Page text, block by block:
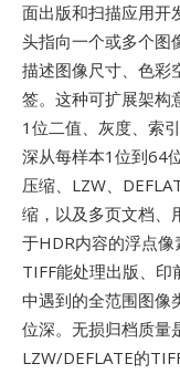
面出版和扫描应用开
头指向一个或多个图
描述图像尺寸、色彩
签。这种可扩展架构
1位二值、灰度、索
深从每样本1位到64
压缩、LZW、
缩，以及多页文档、
于HDR内容的浮点
TIFF能处理出版、
中遇到的全范围图像
位深。无损归档质量
LZW/DEFLATE的